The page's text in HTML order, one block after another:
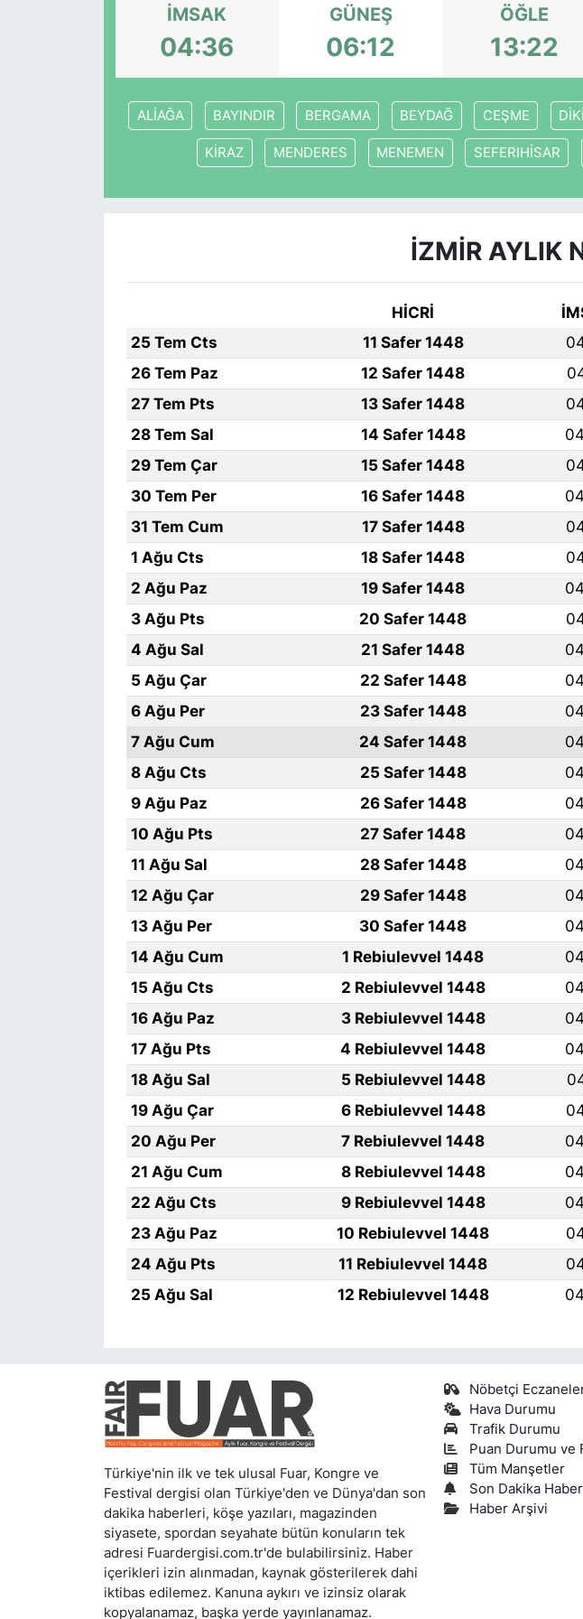
İMSAK
04:36
GÜNEŞ
06:12
ÖĞLE
13:22
ALİAĞA BAYINDIR BERGAMA BEYDAĞ CEŞME
KİRAZ MENDERES MENEMEN SEFERIHİSAR
İZMİR AYLIK
HİCRİ
25 Tem Cts
11 Safer 1448
26 Tem Paz
12 Safer 1448
27 Tem Pts
13 Safer 1448
28 Tem Sal
14 Safer 1448
29 Tem Çar
15 Safer 1448
30 Tem Per
16 Safer 1448
31 Tem Cum
17 Safer 1448
1 Ağu Cts
18 Safer 1448
2 Ağu Paz
19 Safer 1448
3 Ağu Pts
20 Safer 1448
4 Ağu Sal
21 Safer 1448
5 Ağu Çar
22 Safer 1448
6 Ağu Per
23 Safer 1448
7 Ağu Cum
24 Safer 1448
8 Ağu Cts
25 Safer 1448
9 Ağu Paz
26 Safer 1448
10 Ağu Pts
27 Safer 1448
11 Ağu Sal
28 Safer 1448
12 Ağu Çar
29 Safer 1448
13 Ağu Per
30 Safer 1448
14 Ağu Cum
1 Rebiulevvel 1448
15 Ağu Cts
2 Rebiulevvel 1448
16 Ağu Paz
3 Rebiulevvel 1448
17 Ağu Pts
4 Rebiulevvel 1448
18 Ağu Sal
5 Rebiulevvel 1448
19 Ağu Çar
6 Rebiulevvel 1448
20 Ağu Per
7 Rebiulevvel 1448
21 Ağu Cum
8 Rebiulevvel 1448
22 Ağu Cts
9 Rebiulevvel 1448
23 Ağu Paz
10 Rebiulevvel 1448
24 Ağu Pts
11 Rebiulevvel 1448
25 Ağu Sal
12 Rebiulevvel 1448
Türkiye'nin ilk ve tek ulusal Fuar, Kongre ve
Festival dergisi olan Türkiye'den ve Dünya'dan son
dakika haberleri, köşe yazıları, magazinden
siyasete, spordan seyahate bütün konuların tek
adresi Fuardergisi.com.tr'de bulabilirsiniz. Haber
içerikleri izin alınmadan, kaynak gösterilerek dahi
iktibas edilemez. Kanuna aykırı ve izinsiz olarak
kopyalanamaz, başka yerde yayınlanamaz.
Nöbetçi
Hava Durumu
Trafik Durumu
Puan Durumu ve
Tüm Manşetler
Son Dakika
Haber Arşivi
KONGRE HABERLERİ
RÖPORTAJLAR